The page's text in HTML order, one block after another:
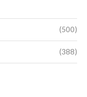
(500)
(388)